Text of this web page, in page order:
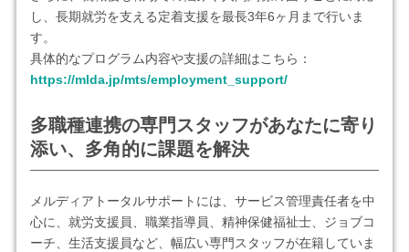
し、長期就労を支える定着支援を最長3年6ヶ月まで行いま
す。
具体的なプログラム内容や支援の詳細はこちら：
https://mlda.jp/mts/employment_support/
多職種連携の専門スタッフがあなたに寄り
添い、多角的に課題を解決
メルディアトータルサポートには、サービス管理責任者を中
心に、就労支援員、職業指導員、精神保健福祉士、ジョブコ
ーチ、生活支援員など、幅広い専門スタッフが在籍していま